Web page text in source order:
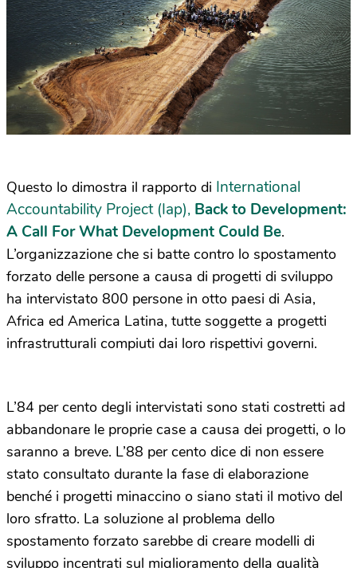
Questo lo dimostra il rapporto di International
Accountability Project (Iap), Back to Development:
A Call For What Development Could Be.
L’organizzazione che si batte contro lo spostamento
forzato delle persone a causa di progetti di sviluppo
ha intervistato 800 persone in otto paesi di Asia,
Africa ed America Latina, tutte soggette a progetti
infrastrutturali compiuti dai loro rispettivi governi.
L’84 per cento degli intervistati sono stati costretti ad
abbandonare le proprie case a causa dei progetti, o lo
saranno a breve. L’88 per cento dice di non essere
stato consultato durante la fase di elaborazione
benché i progetti minaccino o siano stati il motivo del
loro sfratto. La soluzione al problema dello
spostamento forzato sarebbe di creare modelli di
sviluppo incentrati sul miglioramento della qualità